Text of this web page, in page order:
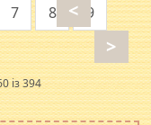
<
7 8
9
>
із 394